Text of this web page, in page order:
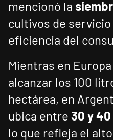
mencionó la
cultivos de servicio
eficiencia del
Mientras en
alcanzar los 100
hectárea, en
ubica entre 30 y
lo que refleja el